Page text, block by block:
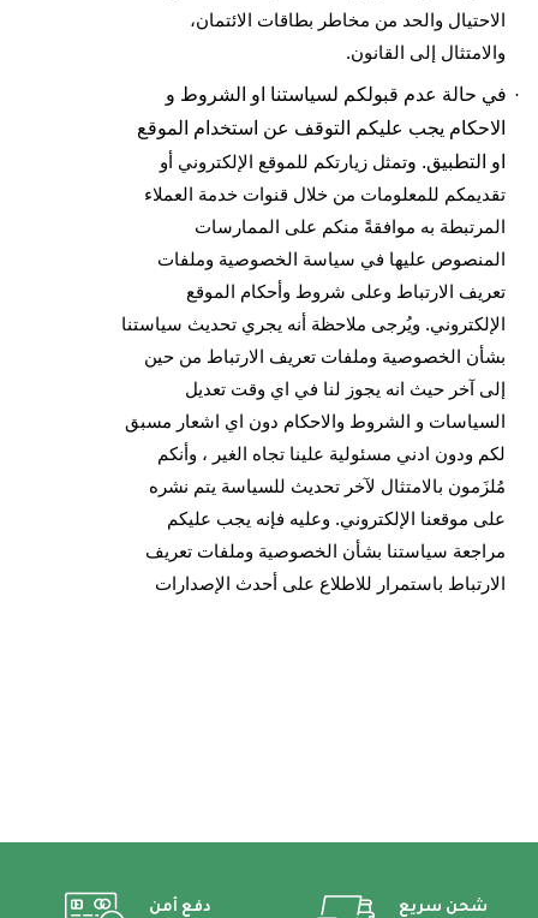
الاحتيال والحد من مخاطر بطاقات الائتمان،
والامتثال إلى القانون.
· في حالة عدم قبولكم لسياستنا او الشروط و
الاحكام يجب عليكم التوقف عن استخدام الموقع
او التطبيق. وتمثل زيارتكم للموقع الإلكتروني أو
تقديمكم للمعلومات من خلال قنوات خدمة العملاء
المرتبطة به موافقةً منكم على الممارسات
المنصوص عليها في سياسة الخصوصية وملفات
تعريف الارتباط وعلى شروط وأحكام الموقع
الإلكتروني. ويُرجى ملاحظة أنه يجري تحديث سياستنا
بشأن الخصوصية وملفات تعريف الارتباط من حين
إلى آخر حيث انه يجوز لنا في اي وقت تعديل
السياسات و الشروط والاحكام دون اي اشعار مسبق
لكم ودون ادني مسئولية علينا تجاه الغير ، وأنكم
مُلزَمون بالامتثال لآخر تحديث للسياسة يتم نشره
على موقعنا الإلكتروني. وعليه فإنه يجب عليكم
مراجعة سياستنا بشأن الخصوصية وملفات تعريف
الارتباط باستمرار للاطلاع على أحدث الإصدارات
شحن سريع دفع أمن